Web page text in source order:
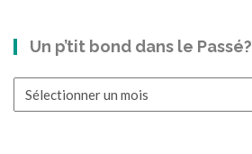
Un p’tit bond dans le Passé?